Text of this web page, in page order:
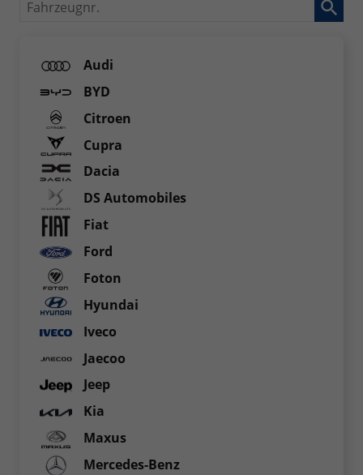
Audi
BYD
Citroen
Cupra
Dacia
DS Automobiles
Fiat
Ford
Foton
Hyundai
Iveco
Jaecoo
Jeep
Kia
Maxus
Mercedes-Benz